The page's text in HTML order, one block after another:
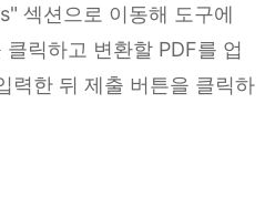
섹션으로 이동해 도구에
릭하고 변환할 PDF를 업
력한 뒤 제출 버튼을 클릭하